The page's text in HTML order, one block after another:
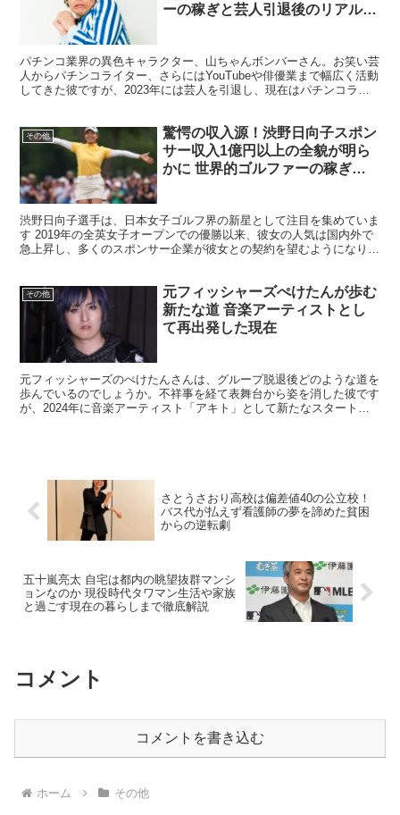
ーの稼ぎと芸人引退後のリアルな
パチンコ業界の異色キャラクター、山ちゃんボンバーさん。お笑い芸
人からパチンコライター、さらにはYouTubeや俳優業まで幅広く活動
してきた彼ですが、2023年には芸人を引退し、現在はパチンコライ
その他
驚愕の収入源！渋野日向子スポン
サー収入1億円以上の全貌が明ら
かに 世界的ゴルファーの稼ぎ方
渋野日向子選手は、日本女子ゴルフ界の新星として注目を集めていま
す 2019年の全英女子オープンでの優勝以来、彼女の人気は国内外で
急上昇し、多くのスポンサー企業が彼女との契約を望むようになりま
その他
元フィッシャーズぺけたんが歩む
新たな道 音楽アーティストとし
て再出発した現在
元フィッシャーズのぺけたんさんは、グループ脱退後どのような道を
歩んでいるのでしょうか。不祥事を経て表舞台から姿を消した彼です
が、2024年に音楽アーティスト「アキト」として新たなスタートを
さとうさおり高校は偏差値40の公立校！
バス代が払えず看護師の夢を諦めた貧困
からの逆転劇
五十嵐亮太 自宅は都内の眺望抜群マンシ
ョンなのか 現役時代タワマン生活や家族
と過ごす現在の暮らしまで徹底解説
コメント
コメントを書き込む
ホーム その他